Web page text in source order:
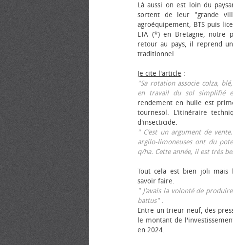
Là aussi on est loin du
sortent de leur "grande
agroéquipement, BTS puis
ETA (*) en Bretagne, notre
retour au pays, il reprend
traditionnel.
Je cite l'article :
"Sa rotation associe colza,
en travail du sol simplifié
rendement en huile est
tournesol. L'itinéraire
d'insecticide.
" C’est un argument de
argilo-limoneuses ont du
q/ha. Cette année, il est très
Tout cela est bien joli mais
savoir faire.
" J’avais la volonté de
battus".
Entre un trieur neuf, des
le montant de
en 2024.